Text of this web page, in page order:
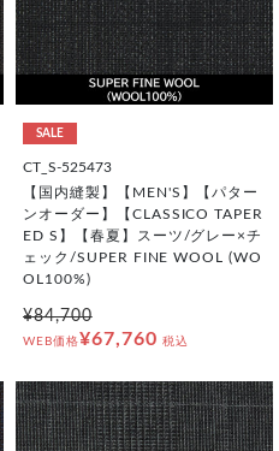
SALE
CT_S-525473
【国内縫製】【MEN'S】【パター
ンオーダー】【CLASSICO TAPER
ED S】【春夏】スーツ/グレー×チ
ェック/SUPER FINE WOOL (WO
OL100%)
¥84,700
WEB価格¥67,760 税込